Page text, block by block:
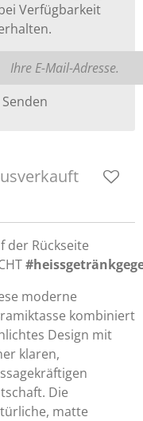
Verfügbarkeit
Senden
der Rückseite
moderne
kombiniert
Design mit
klaren,
Die
matte